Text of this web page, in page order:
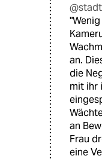
an.
die
mit ihr
an
Frau
eine